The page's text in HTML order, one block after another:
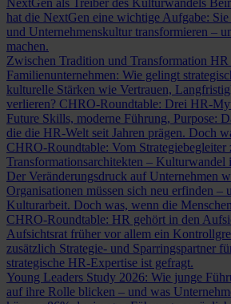
NextGen als Treiber des Kulturwandels
hat die NextGen eine wichtige Aufgabe:
und Unternehmenskultur transformieren –
machen.
Zwischen Tradition und Transformation HR
Familienunternehmen: Wie gelingt
kulturelle Stärken wie Vertrauen,
verlieren? CHRO-Roundtable: Drei HR-
Future Skills, moderne Führung, Purpose:
die die HR-Welt seit Jahren prägen. Doch
CHRO-Roundtable: Vom Strategiebegleiter
Transformationsarchitekten – Kulturwandel
Der Veränderungsdruck auf Unternehmen
Organisationen müssen sich neu erfinden –
Kulturarbeit. Doch was, wenn die
CHRO-Roundtable: HR gehört in den
Aufsichtsrat früher vor allem ein
zusätzlich Strategie- und Sparringspartner
strategische HR-Expertise ist gefragt.
Young Leaders Study 2026: Wie junge
auf ihre Rolle blicken – und was